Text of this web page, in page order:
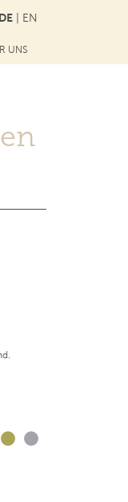
UNS
DE EN